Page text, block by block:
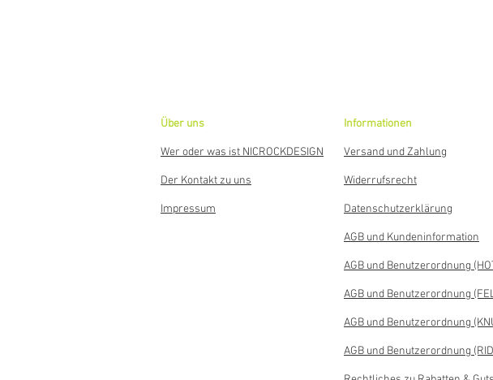
Über uns
Wer oder was ist NICROCKDESIGN
Der Kontakt zu uns
Impressum
Informationen
Versand und Zahlung
Widerrufsrecht
Datenschutzerklärung
AGB und Kundeninformation
AGB und Benutzerordnung
AGB und Benutzerordnung
AGB und Benutzerordnung
AGB und Benutzerordnung